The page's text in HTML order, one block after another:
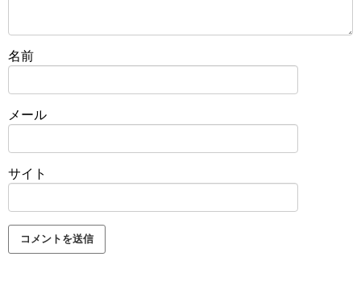
名前
メール
サイト